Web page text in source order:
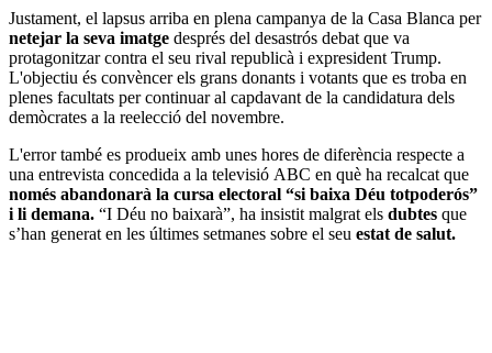
Justament, el lapsus arriba en plena campanya de la Casa Blanca per
netejar la seva imatge després del desastrós debat que va
protagonitzar contra el seu rival republicà i expresident Trump.
L'objectiu és convèncer els grans donants i votants que es troba en
plenes facultats per continuar al capdavant de la candidatura dels
demòcrates a la reelecció del novembre.
L'error també es produeix amb unes hores de diferència respecte a
una entrevista concedida a la televisió ABC en què ha recalcat que
només abandonarà la cursa electoral “si baixa Déu totpoderós”
i li demana. “I Déu no baixarà”, ha insistit malgrat els dubtes que
s’han generat en les últimes setmanes sobre el seu estat de salut.